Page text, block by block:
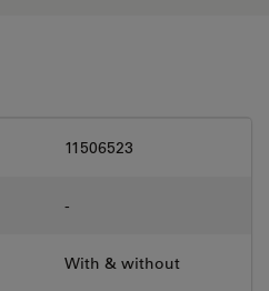
11506523
-
With & without